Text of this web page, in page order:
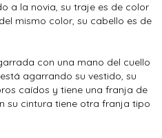
a la novia, su traje es de color
mismo color, su cabello es de
con una mano del cuello
agarrando su vestido, su
caídos y tiene una franja de
su cintura tiene otra franja tipo